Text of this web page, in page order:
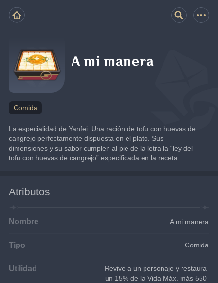
A mi manera
Comida
La especialidad de Yanfei. Una ración de tofu con huevas de
cangrejo perfectamente dispuesta en el plato. Sus
dimensiones y su sabor cumplen al pie de la letra la “ley del
tofu con huevas de cangrejo” especificada en la receta.
Atributos
Nombre A mi manera
Tipo Comida
Utilidad
Revive a un personaje y restaura
un 15% de la Vida Máx. más 550